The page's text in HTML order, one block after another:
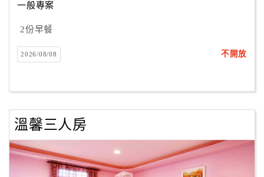
旅
卡
訂
請
款
收
據
一般專案
2份早餐
2026/08/08 不開放
溫馨三人房